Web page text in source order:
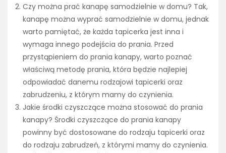
Czy można prać kanapę samodzielnie w domu? Tak,
kanapę można wyprać samodzielnie w domu, jednak
warto pamiętać, że każda tapicerka jest inna i
wymaga innego podejścia do prania. Przed
przystąpieniem do prania kanapy, warto poznać
właściwą metodę prania, która będzie najlepiej
odpowiadać danemu rodzajowi tapicerki oraz
zabrudzeniu, z którym mamy do czynienia.
Jakie środki czyszczące można stosować do prania
kanapy? Środki czyszczące do prania kanapy
powinny być dostosowane do rodzaju tapicerki oraz
do rodzaju zabrudzeń, z którymi mamy do czynienia.